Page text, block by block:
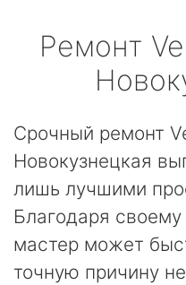
Ремонт
Срочный ремонт
Новокузнецкая
лишь лучшими
Благодаря
мастер может
точную причину